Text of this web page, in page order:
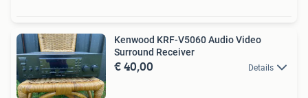
Kenwood KRF-V5060 Audio Video
Surround Receiver
€ 40,00 Details